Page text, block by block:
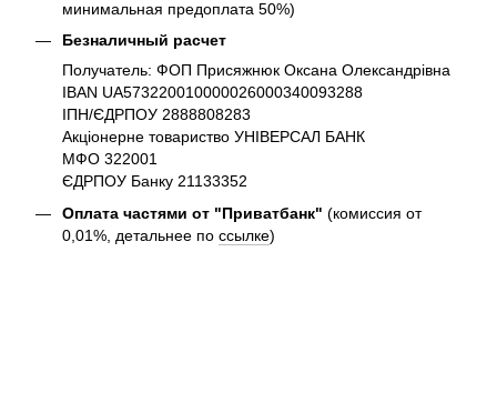
минимальная предоплата 50%)
Безналичный расчет
Получатель: ФОП Присяжнюк Оксана Олександрівна
IBAN UA573220010000026000340093288
ІПН/ЄДРПОУ 2888808283
Акціонерне товариство УНІВЕРСАЛ БАНК
МФО 322001
ЄДРПОУ Банку 21133352
Оплата частями от "Приватбанк" (комиссия от
0,01%, детальнее по ссылке)